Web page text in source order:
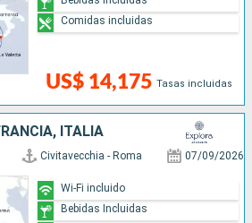
US$ 14,175 Tasas incluidas
Comidas incluidas
ITALIA
Civitavecchia - Roma 07/09/2026
Wi-Fi incluido
Bebidas Incluidas